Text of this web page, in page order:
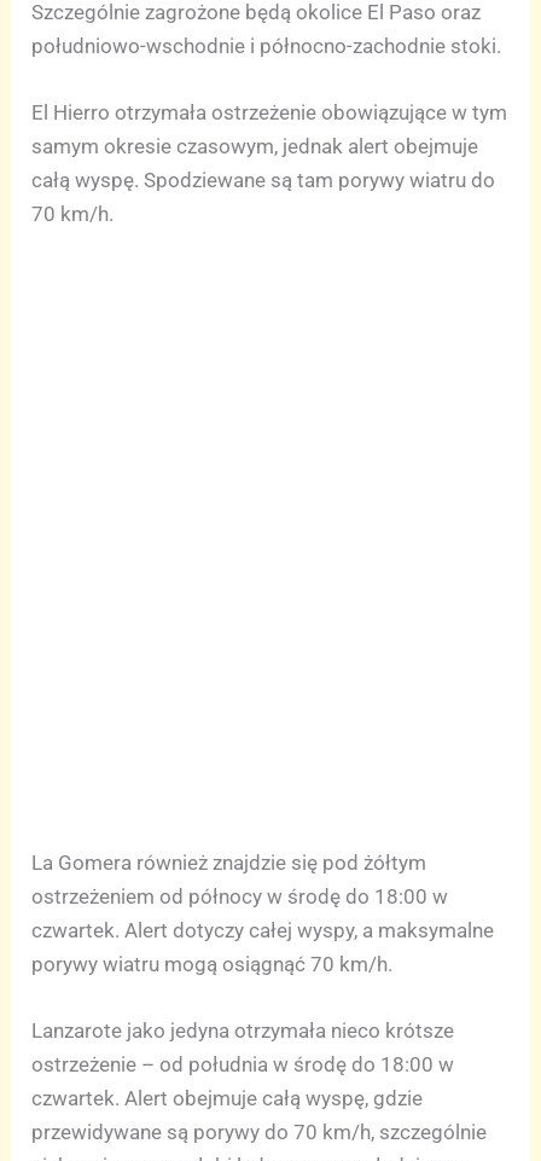
Szczególnie zagrożone będą okolice El Paso oraz
południowo-wschodnie i północno-zachodnie stoki.
El Hierro otrzymała ostrzeżenie obowiązujące w tym
samym okresie czasowym, jednak alert obejmuje
całą wyspę. Spodziewane są tam porywy wiatru do
70 km/h.
La Gomera również znajdzie się pod żółtym
ostrzeżeniem od północy w środę do 18:00 w
czwartek. Alert dotyczy całej wyspy, a maksymalne
porywy wiatru mogą osiągnąć 70 km/h.
Lanzarote jako jedyna otrzymała nieco krótsze
ostrzeżenie – od południa w środę do 18:00 w
czwartek. Alert obejmuje całą wyspę, gdzie
przewidywane są porywy do 70 km/h, szczególnie